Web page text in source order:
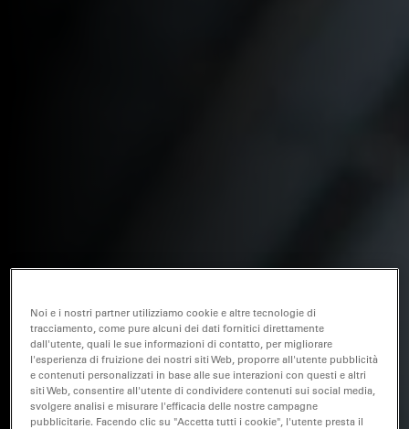
Noi e i nostri partner utilizziamo cookie e altre tecnologie di
tracciamento, come pure alcuni dei dati fornitici direttamente
dall'utente, quali le sue informazioni di contatto, per migliorare
l'esperienza di fruizione dei nostri siti Web, proporre all'utente pubblicità
e contenuti personalizzati in base alle sue interazioni con questi e altri
siti Web, consentire all'utente di condividere contenuti sui social media,
svolgere analisi e misurare l'efficacia delle nostre campagne
pubblicitarie. Facendo clic su "Accetta tutti i cookie", l'utente presta il